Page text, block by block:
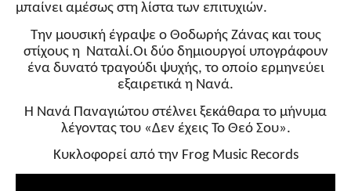
μπαίνει αμέσως στη λίστα των επιτυχιών.
Την μουσική έγραψε ο Θοδωρής Ζάνας και τους
στίχους η Ναταλί.Οι δύο δημιουργοί υπογράφουν
ένα δυνατό τραγούδι ψυχής, το οποίο ερμηνεύει
εξαιρετικά η Νανά.
Η Νανά Παναγιώτου στέλνει ξεκάθαρα το μήνυμα
λέγοντας του «Δεν έχεις Το Θεό Σου».
Κυκλοφορεί από την Frog Music Records